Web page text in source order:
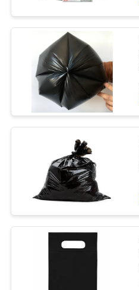
NAMI
AKTUALNOŚCI
PRZYPADKI
SITEMAP
PRIVACY
POLICY